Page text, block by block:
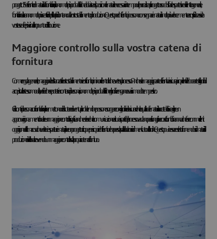
progetto? Se vi rifornite di materiali da fornitori locali, ci sono molte più probabilità che abbiate a disposizione il materiale necessario in tempo utile per realizzare il progetto e soddisfare le aspettative del cliente. In generale, i
fornitori locali saranno molto più reattivi di quelli situati più lontano dal vostro stabilimento di produzione. Questo perché i fornitori possono consegnare i materiali molto più velocemente e a costi più bassi se la
vostra sede è più vicina al loro punto di distribuzione.
Maggiore controllo sulla vostra catena di
fornitura
Come regola generale, maggiore è la distanza tra il vostro stabilimento e i vostri fornitori, minore è il controllo che avete sul processo. Anche se la maggior parte dei fornitori assicura ai propri clienti di elaborare tutti gli ordini di
acquisto allo stesso modo, la verità è che se potete incontrarvi di persona, ci sono molte più probabilità che gli ordini vengano evasi in modo tempestivo.
Gli incontri di persona con i fornitori locali vi permettono di discutere di eventuali problemi che possono sorgere con gli ordini e di assicurarvi che la qualità dei materiali sia accettabile. Scegliere un
approvvigionamento locale e un maggiore controllo significa anche evitare che la comunicazione e alcuni aspetti del processo vadano persi lungo il percorso. I fornitori hanno a che fare con molti clienti
ogni giorno e l'ultima cosa che volete è aspettare i materiali per un progetto critico per poi scoprire che il fornitore ha perso la palla al balzo e si è dimenticato dell'ordine. Questo può essere evitato rifornendosi di materiali di
produzione a livello locale e avendo un maggiore controllo sulla propria catena di fornitura.